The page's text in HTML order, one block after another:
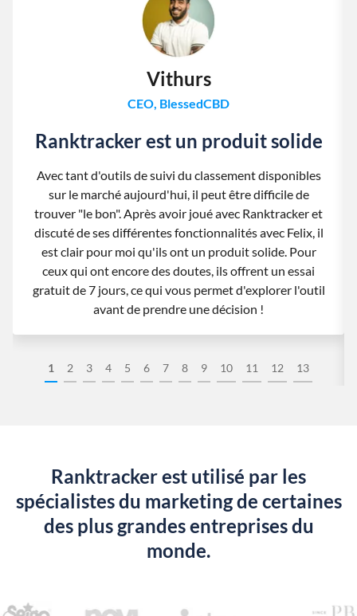
1 2 3 4 5 6 7 8 9 10 11 12 13
Vithurs
CEO, BlessedCBD
Ranktracker est un produit solide
Avec tant d'outils de suivi du classement disponibles
sur le marché aujourd'hui, il peut être difficile de
trouver "le bon". Après avoir joué avec Ranktracker et
discuté de ses différentes fonctionnalités avec Felix, il
est clair pour moi qu'ils ont un produit solide. Pour
ceux qui ont encore des doutes, ils offrent un essai
gratuit de 7 jours, ce qui vous permet d'explorer l'outil
avant de prendre une décision !
Ranktracker est utilisé par les
spécialistes du marketing de certaines
des plus grandes entreprises du
monde.